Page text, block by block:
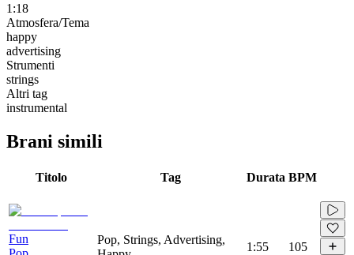
1:18
Atmosfera/Tema
happy
advertising
Strumenti
strings
Altri tag
instrumental
Brani simili
Titolo Tag Durata BPM
Fun
Pop, Strings, Advertising,
1:55 105